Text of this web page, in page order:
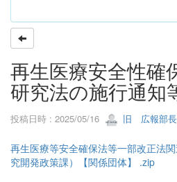
再生医療安全性確
研究法の施行通知
投稿日時 : 2025/05/16 旧 広報部長
再生医療等安全確保法等一部改正法
究開発政策課）【関係団体】 .zip